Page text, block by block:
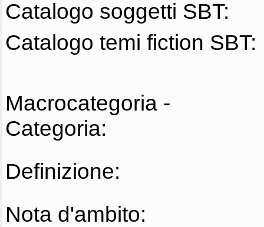
Catalogo soggetti SBT:
Catalogo temi fiction SBT:
Macrocategoria -
Categoria:
Definizione:
Nota d'ambito: